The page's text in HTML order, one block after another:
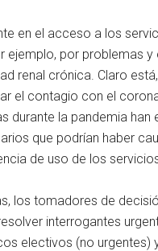
en el acceso a los
ejemplo, por problemas
renal crónica. Claro
el contagio con el
durante la pandemia
que podrían haber
de uso de los
los tomadores de
interrogantes
electivos (no